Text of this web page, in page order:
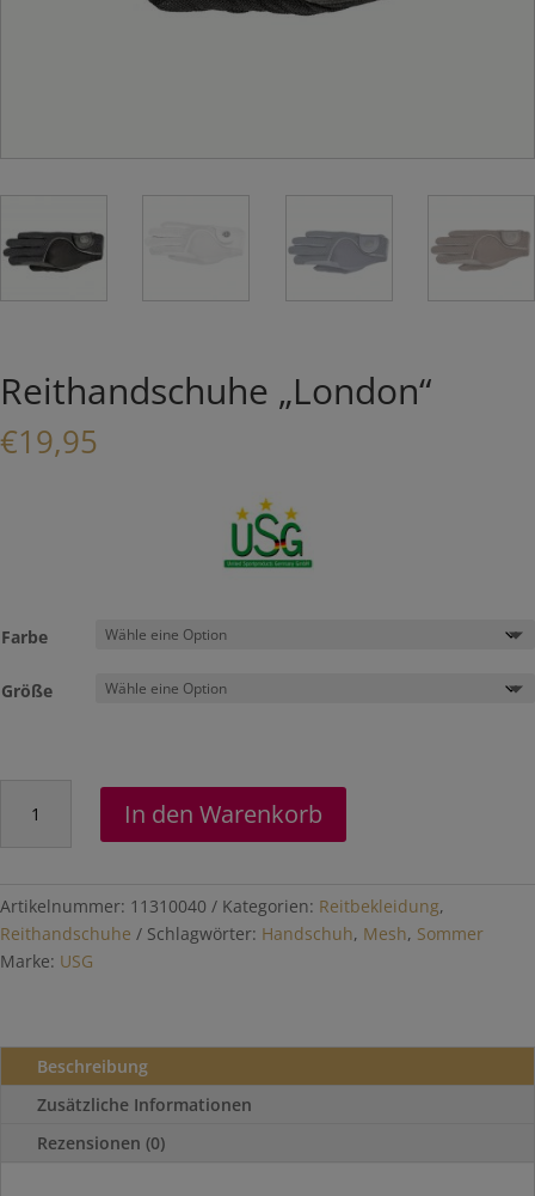
Reithandschuhe „London“
€19,95
Farbe
Größe
Reithandschuhe
"London"
In den Warenkorb
Artikelnummer: 11310040 Kategorien: Reitbekleidung,
Reithandschuhe
Schlagwörter: Handschuh, Mesh, Sommer
Marke: USG
Beschreibung
Zusätzliche Informationen
Rezensionen (0)